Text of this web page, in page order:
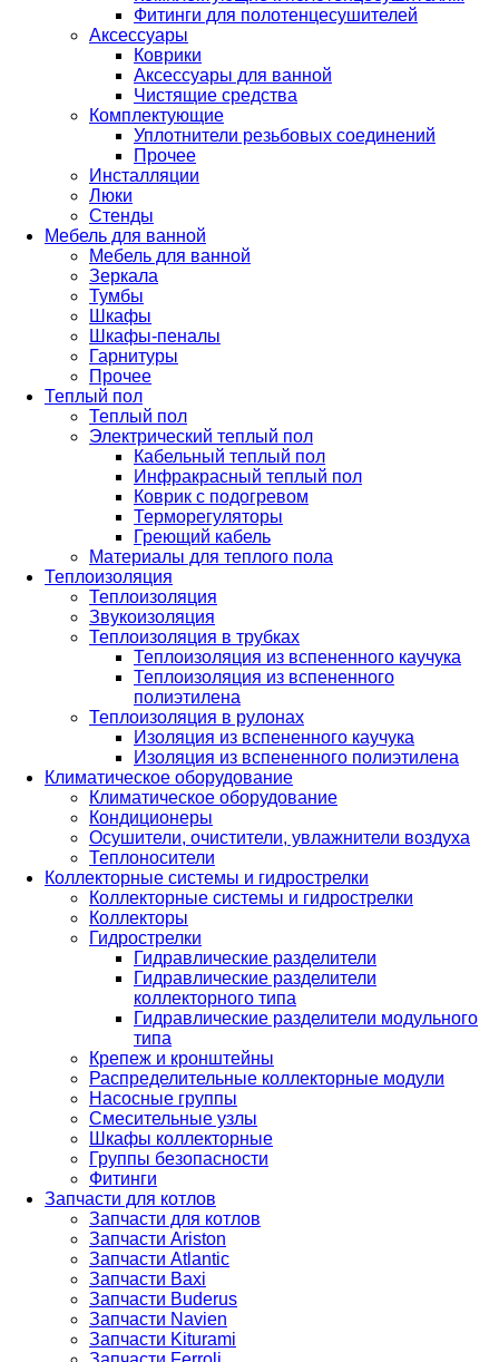
Фитинги для полотенцесушителей
Аксессуары
Коврики
Аксессуары для ванной
Чистящие средства
Комплектующие
Уплотнители резьбовых соединений
Прочее
Инсталляции
Люки
Стенды
Мебель для ванной
Мебель для ванной
Зеркала
Тумбы
Шкафы
Шкафы-пеналы
Гарнитуры
Прочее
Теплый пол
Теплый пол
Электрический теплый пол
Кабельный теплый пол
Инфракрасный теплый пол
Коврик с подогревом
Терморегуляторы
Греющий кабель
Материалы для теплого пола
Теплоизоляция
Теплоизоляция
Звукоизоляция
Теплоизоляция в трубках
Теплоизоляция из вспененного каучука
Теплоизоляция из вспененного
полиэтилена
Теплоизоляция в рулонах
Изоляция из вспененного каучука
Изоляция из вспененного полиэтилена
Климатическое оборудование
Климатическое оборудование
Кондиционеры
Осушители, очистители, увлажнители воздуха
Теплоносители
Коллекторные системы и гидрострелки
Коллекторные системы и гидрострелки
Коллекторы
Гидрострелки
Гидравлические разделители
Гидравлические разделители
коллекторного типа
Гидравлические разделители модульного
типа
Крепеж и кронштейны
Распределительные коллекторные модули
Насосные группы
Смесительные узлы
Шкафы коллекторные
Группы безопасности
Фитинги
Запчасти для котлов
Запчасти для котлов
Запчасти Ariston
Запчасти Atlantic
Запчасти Baxi
Запчасти Buderus
Запчасти Navien
Запчасти Kiturami